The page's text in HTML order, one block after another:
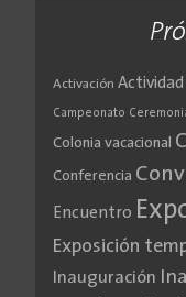
Activación
Campeonato
Colonia vacacional
Conferencia
Encuentro
Exposición
Inauguración